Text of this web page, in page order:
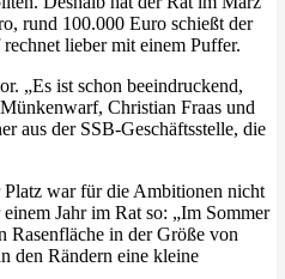
rund 100.000 Euro schießt der
lieber mit einem Puffer.
„Es ist schon beeindruckend,
Christian Fraas und
aus der SSB-Geschäftsstelle, die
war für die Ambitionen nicht
Jahr im Rat so: „Im Sommer
Rasenfläche in der Größe von
den Rändern eine kleine